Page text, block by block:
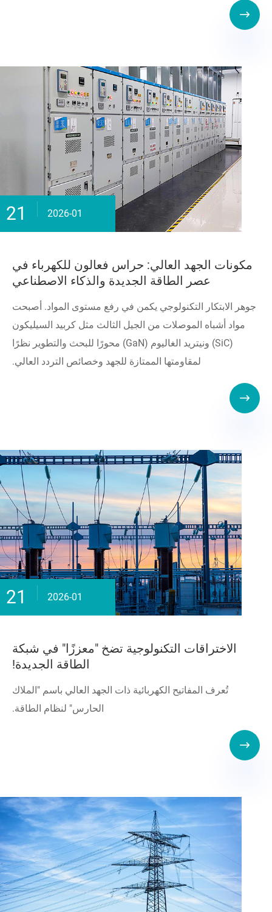

21 2026-01
مكونات الجهد العالي: حراس فعالون للكهرباء في
عصر الطاقة الجديدة والذكاء الاصطناعي
جوهر الابتكار التكنولوجي يكمن في رفع مستوى المواد. أصبحت
مواد أشباه الموصلات من الجيل الثالث مثل كربيد السيليكون
(SiC) ونيتريد الغاليوم (GaN) محورًا للبحث والتطوير نظرًا
لمقاومتها الممتازة للجهد وخصائص التردد العالي.

21 2026-01
الاختراقات التكنولوجية تضخ "معززًا" في شبكة
الطاقة الجديدة!
تُعرف المفاتيح الكهربائية ذات الجهد العالي باسم "الملاك
الحارس" لنظام الطاقة.
